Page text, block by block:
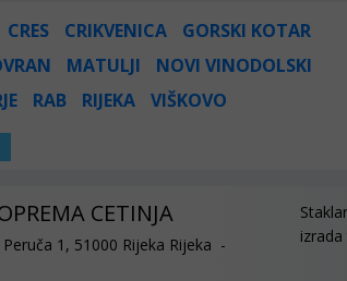
CRES CRIKVENICA
GORSKI KOTAR
MATULJI
NOVI VINODOLSKI
RAB RIJEKA VIŠKOVO
CETINJA
1, 51000 Rijeka Rijeka -